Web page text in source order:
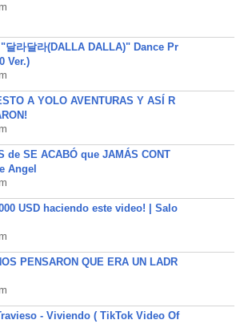
"달라달라(DALLA DALLA)" Dance Pr
Ver.)
A YOLO AVENTURAS Y ASÍ R
de SE ACABÓ que JAMÁS CONT
Angel
USD haciendo este video! | Salo
PENSARON QUE ERA UN LADR
- Viviendo ( TikTok Video Of